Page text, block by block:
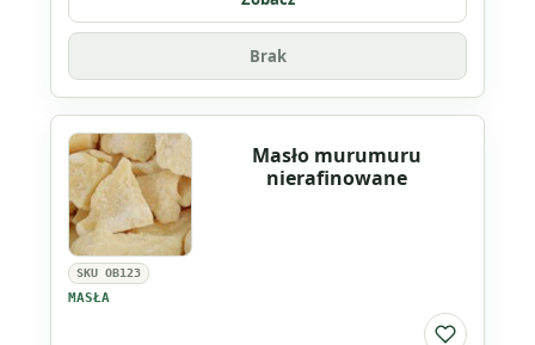
Brak
SKU OB123
MASŁA
Masło murumuru
nierafinowane
Do listy